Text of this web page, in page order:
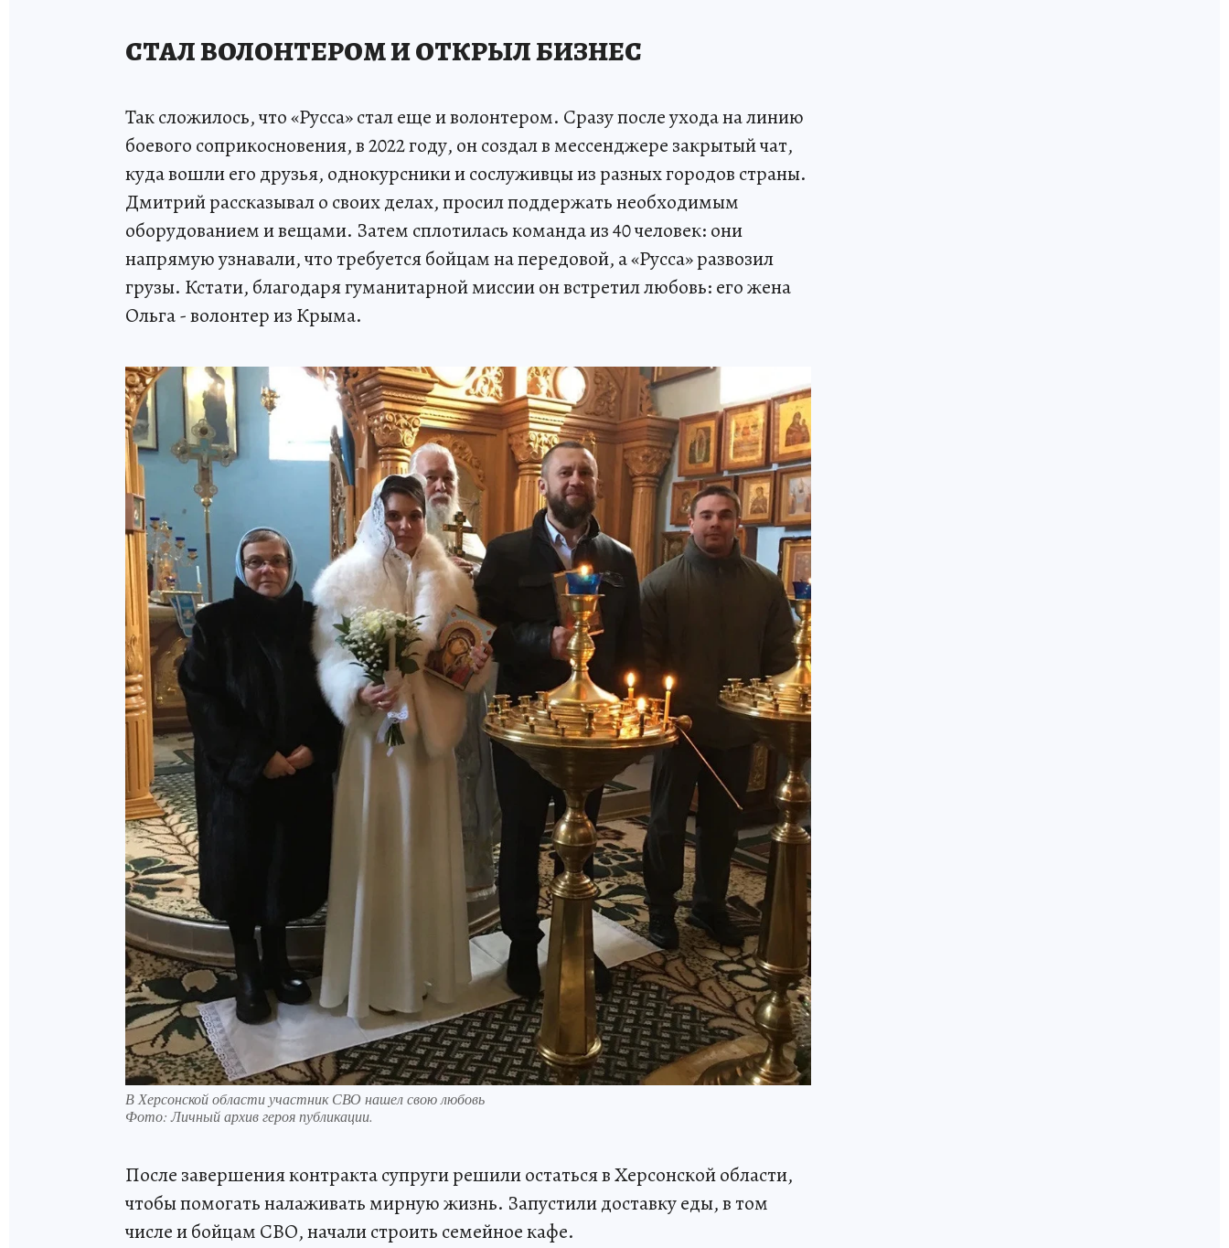
СТАЛ ВОЛОНТЕРОМ И ОТКРЫЛ БИЗНЕС
Так сложилось, что «Русса» стал еще и волонтером. Сразу после ухода на линию
боевого соприкосновения, в 2022 году, он создал в мессенджере закрытый чат,
куда вошли его друзья, однокурсники и сослуживцы из разных городов страны.
Дмитрий рассказывал о своих делах, просил поддержать необходимым
оборудованием и вещами. Затем сплотилась команда из 40 человек: они
напрямую узнавали, что требуется бойцам на передовой, а «Русса» развозил
грузы. Кстати, благодаря гуманитарной миссии он встретил любовь: его жена
Ольга - волонтер из Крыма.
В Херсонской области участник СВО нашел свою любовь
Фото:Личный архив героя публикации.
После завершения контракта супруги решили остаться в Херсонской области,
чтобы помогать налаживать мирную жизнь. Запустили доставку еды, в том
числе и бойцам СВО, начали строить семейное кафе.